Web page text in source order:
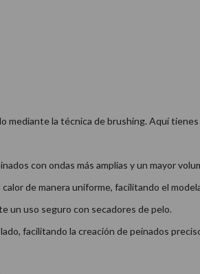
mediante la técnica de brushing. Aquí
con ondas más amplias y un mayor
de manera uniforme, facilitando el
un uso seguro con secadores de pelo.
facilitando la creación de peinados